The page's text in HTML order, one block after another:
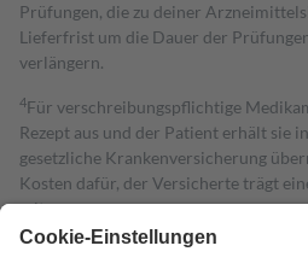
Prüfungen, die zu deiner
Lieferfrist um die Dauer der
verlängern.
4Für verschreibungspflichtige
Rezept aus und der Patient erhält sie
gesetzliche Krankenversicherung
Kosten dafür, der Versicherte trägt
mit.
Grundsätzlich leisten Mitglieder